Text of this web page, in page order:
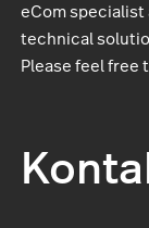
eCom specialist
technical
Please feel free